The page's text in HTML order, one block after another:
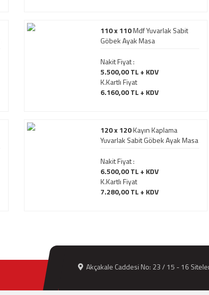
110 x 110Mdf Yuvarlak Sabit
Göbek Ayak Masa
Nakit Fiyat :
5.500,00 TL + KDV
K.Kartlı Fiyat
6.160,00 TL + KDV
120 x 120Kayın Kaplama
Yuvarlak Sabit Göbek Ayak Masa
Nakit Fiyat :
6.500,00 TL + KDV
K.Kartlı Fiyat
7.280,00 TL + KDV
Akçakale Caddesi No: 23 / 15 - 16